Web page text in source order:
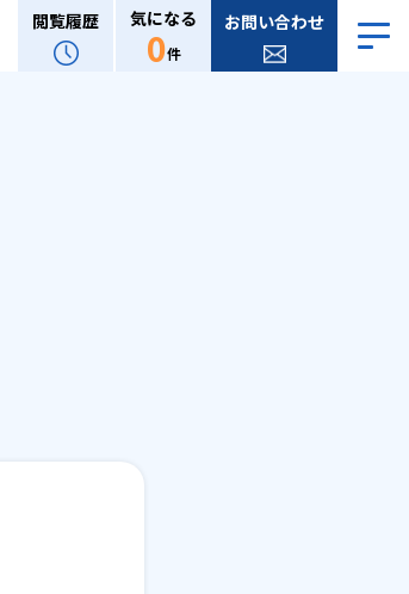
閲覧履歴 気になる
0件
お問い合わせ